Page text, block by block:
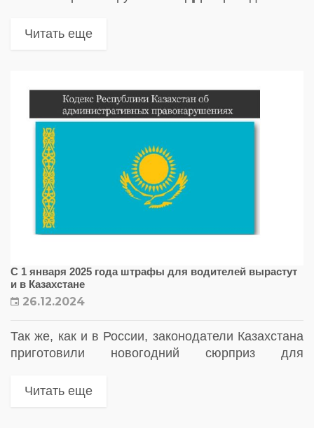
вносящий поправки в Кодекс РФ об
Читать еще
С 1 января 2025 года штрафы для водителей вырастут
и в Казахстане
26.12.2024
Так же, как и в России, законодатели Казахстана
приготовили новогодний сюрприз для
размер месячного расчётного показателя (МРП)
Читать еще